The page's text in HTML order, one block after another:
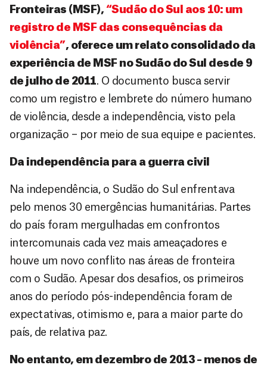
Fronteiras (MSF), “Sudão do Sul aos 10: um
registro de MSF das consequências da
violência”, oferece um relato consolidado da
experiência de MSF no Sudão do Sul desde 9
de julho de 2011. O documento busca servir
como um registro e lembrete do número humano
de violência, desde a independência, visto pela
organização – por meio de sua equipe e pacientes.
Da independência para a guerra civil
Na independência, o Sudão do Sul enfrentava
pelo menos 30 emergências humanitárias. Partes
do país foram mergulhadas em confrontos
intercomunais cada vez mais ameaçadores e
houve um novo conflito nas áreas de fronteira
com o Sudão. Apesar dos desafios, os primeiros
anos do período pós-independência foram de
expectativas, otimismo e, para a maior parte do
país, de relativa paz.
No entanto, em dezembro de 2013 – menos de